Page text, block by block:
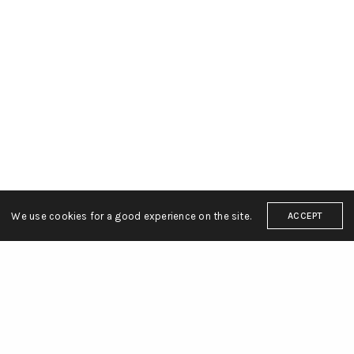
We use cookies for a good experience on the site. ACCEPT